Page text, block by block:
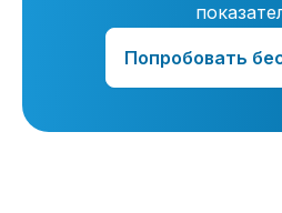
Попробовать